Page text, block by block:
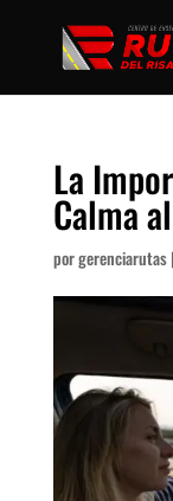
La
Calma
porgerenciarutas|